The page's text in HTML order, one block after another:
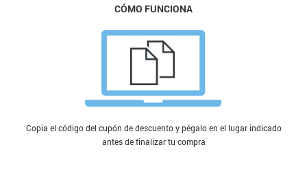
CÓMO FUNCIONA
Copia el código del cupón de descuento y pégalo en el lugar indicado
antes de finalizar tu compra